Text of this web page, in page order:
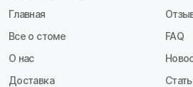
Главная
Все о стоме
О нас
Доставка
FAQ